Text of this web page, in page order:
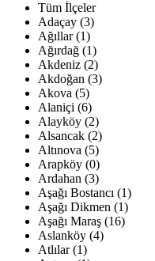
Tüm İlçeler
Adaçay (3)
Ağıllar (1)
Ağırdağ (1)
Akdeniz (2)
Akdoğan (3)
Akova (5)
Alaniçi (6)
Alayköy (2)
Alsancak (2)
Altınova (5)
Arapköy (0)
Ardahan (3)
Aşağı Bostancı (1)
Aşağı Dikmen (1)
Aşağı Maraş (16)
Aslanköy (4)
Atlılar (1)